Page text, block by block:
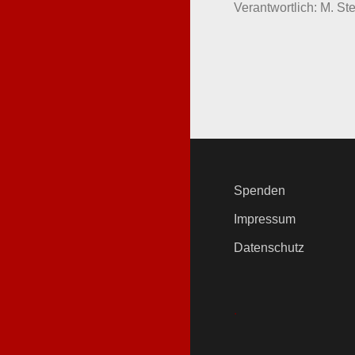
Verantwortlich: M.
Spenden
Impressum
Datenschutz
.